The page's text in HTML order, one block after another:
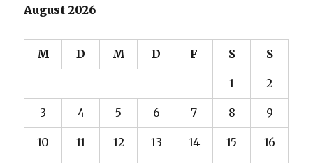
August 2026
M D M D F S S
1 2
3 4 5 6 7 8 9
10 11 12 13 14 15 16